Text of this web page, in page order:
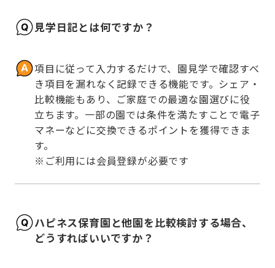
見学日記とは何ですか？
項目に従って入力するだけで、園見学で確認すべ
き項目を漏れなく記録できる機能です。シェア・
比較機能もあり、ご家庭での最適な園選びに役
立ちます。一部の園では条件を満たすことで電子
マネーなどに交換できるポイントを獲得できま
す。
※ご利用には会員登録が必要です
ハピネス保育園と他園を比較検討する場合、
どうすればいいですか？